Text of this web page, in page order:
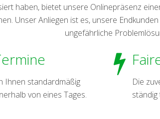
haben, bietet unsere Onlinepräsenz
Unser Anliegen ist es, unsere
ungefährliche
Ihnen standardmäßig
von eines Tages.
Die